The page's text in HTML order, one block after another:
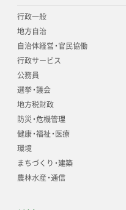
行政一般
地方自治
自治体経営・官民協働
行政サービス
公務員
選挙・議会
地方税財政
防災・危機管理
健康・福祉・医療
環境
まちづくり・建築
農林水産・通信